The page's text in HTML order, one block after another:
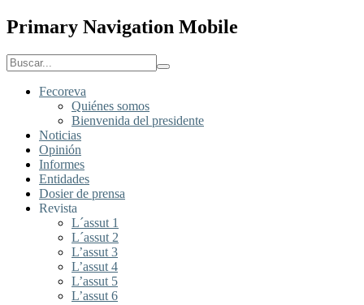
Primary Navigation Mobile
Fecoreva
Quiénes somos
Bienvenida del presidente
Noticias
Opinión
Informes
Entidades
Dosier de prensa
Revista
L´assut 1
L´assut 2
L’assut 3
L’assut 4
L’assut 5
L’assut 6